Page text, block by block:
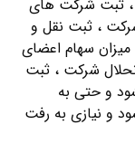
، ثبت شرکت های
، ثبت نقل و
سهام اعضای
شرکت ، ثبت
و حتی به
و نیازی به رفت